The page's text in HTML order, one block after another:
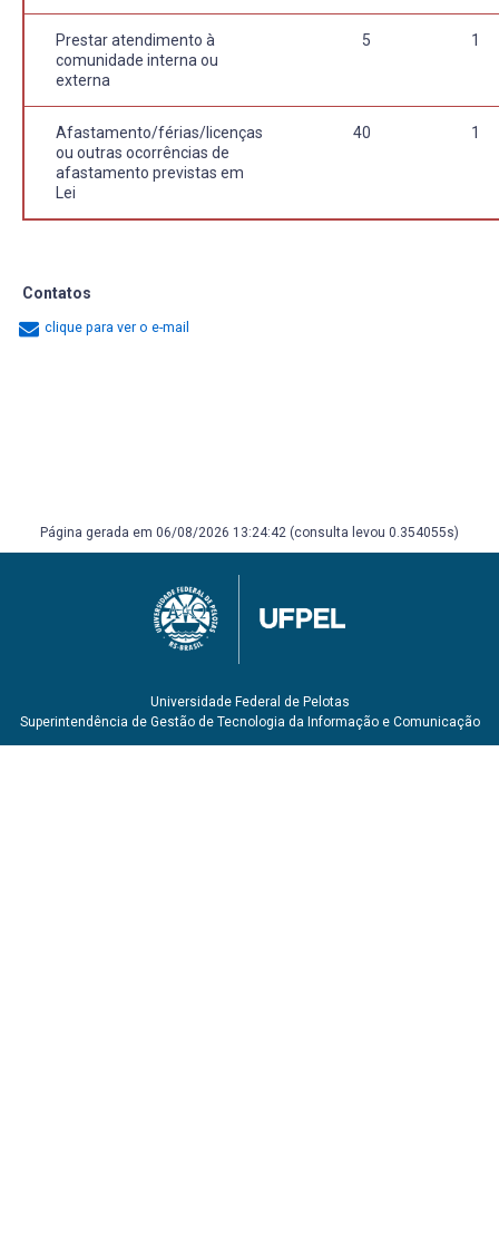
Prestar atendimento à
comunidade interna ou
externa
5 1
Afastamento/férias/licenças
ou outras ocorrências de
afastamento previstas em
Lei
40 1
Contatos
clique para ver o e-mail
Página gerada em 06/08/2026 13:24:42 (consulta levou 0.354055s)
Universidade Federal de Pelotas
Superintendência de Gestão de Tecnologia da Informação e Comunicação